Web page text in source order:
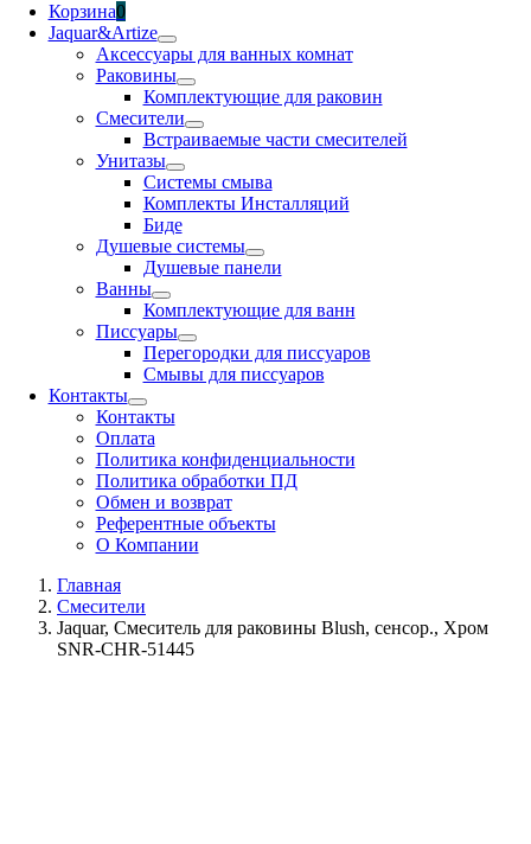
Корзина0
Jaquar&Artize
Аксессуары для ванных комнат
Раковины
Комплектующие для раковин
Смесители
Встраиваемые части смесителей
Унитазы
Системы смыва
Комплекты Инсталляций
Биде
Душевые системы
Душевые панели
Ванны
Комплектующие для ванн
Писсуары
Перегородки для писсуаров
Смывы для писсуаров
Контакты
Контакты
Оплата
Политика конфиденциальности
Политика обработки ПД
Обмен и возврат
Референтные объекты
О Компании
Главная
Смесители
Jaquar, Смеситель для раковины Blush, сенсор., Хром
SNR-CHR-51445